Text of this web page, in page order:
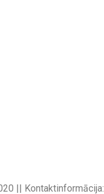
|| Kontaktinformācija: